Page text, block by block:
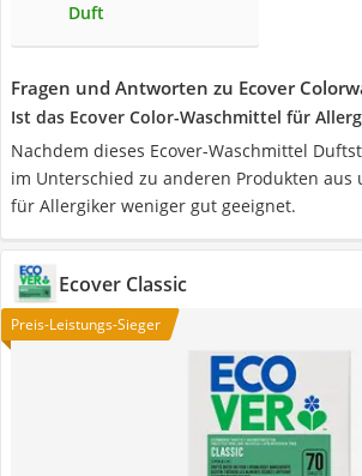
Duft
Fragen und Antworten zu Ecover
Ist das Ecover Color-Waschmittel für
Nachdem dieses Ecover-Waschmittel
im Unterschied zu anderen Produkten aus
für Allergiker weniger gut geeignet.
Ecover Classic
Preis-Leistungs-Sieger